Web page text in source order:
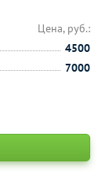
Цена, руб.:
4500
7000